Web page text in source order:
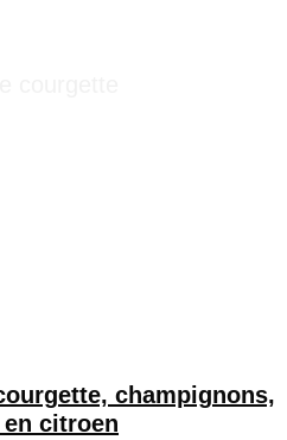
champignons,
citroen